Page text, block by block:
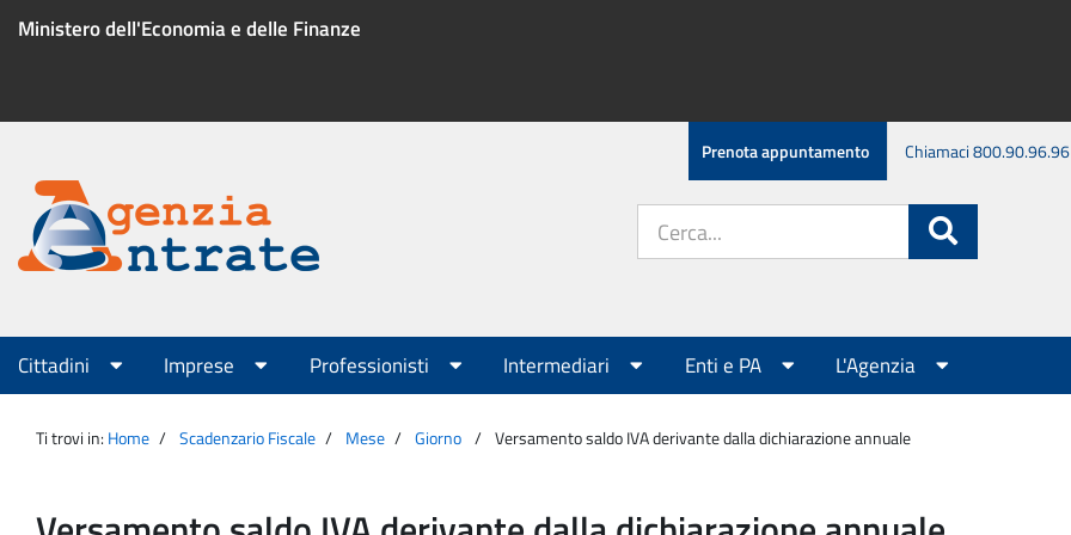
Ministero dell'Economia e delle Finanze
Menu
servizio
Prenota appuntamento Chiamaci 800.90.96.96
Agenzia
Entrate
sito:
Menu
principale
Cittadini Imprese Professionisti Intermediari Enti e PA L'Agenzia
Ti trovi in: Home Scadenzario Fiscale Mese Giorno Versamento saldo IVA derivante dalla dichiarazione annuale